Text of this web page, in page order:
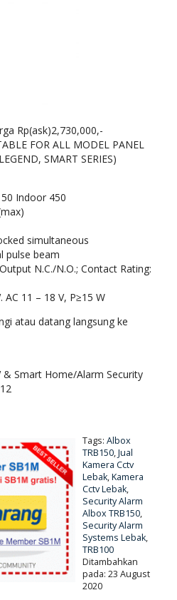
Rp(ask)2,730,000,-
FOR ALL MODEL PANEL
SMART SERIES)
Indoor 450
simultaneous
pulse beam
N.C./N.O.; Contact Rating:
AC 11 – 18 V, P≥15 W
atau datang langsung ke
& Smart Home/Alarm Security
Tags: Albox
TRB150,Jual
Kamera Cctv
Lebak,Kamera
Cctv Lebak,
Security Alarm
Albox TRB150,
Security Alarm
Systems Lebak,
TRB100
Ditambahkan
pada: 23 August
2020